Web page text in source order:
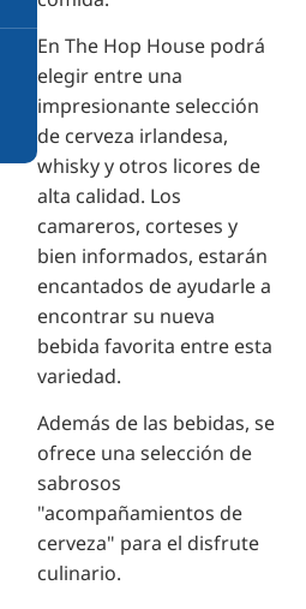
En The Hop House podrá
elegir entre una
impresionante selección
de cerveza irlandesa,
whisky y otros licores de
alta calidad. Los
camareros, corteses y
bien informados, estarán
encantados de ayudarle a
encontrar su nueva
bebida favorita entre esta
variedad.
Además de las bebidas, se
ofrece una selección de
sabrosos
"acompañamientos de
cerveza" para el disfrute
culinario.